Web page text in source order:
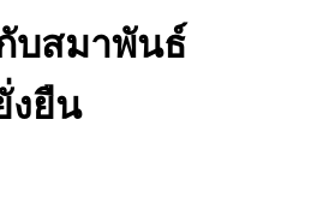
บสมาพันธ์
งยืน